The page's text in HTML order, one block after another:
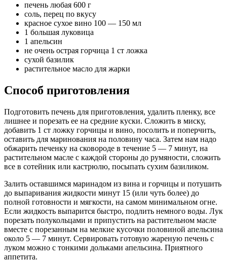
печень любая 600 г
соль, перец по вкусу
красное сухое вино 100 — 150 мл
1 большая луковица
1 апельсин
не очень острая горчица 1 ст ложка
сухой базилик
растительное масло для жарки
Способ приготовления
Подготовить печень для приготовления, удалить пленку, все
лишнее и порезать ее на средние куски. Сложить в миску,
добавить 1 ст ложку горчицы и вино, посолить и поперчить,
оставить для маринования на половину часа. Затем нам надо
обжарить печенку на сковороде в течение 5 — 7 минут, на
растительном масле с каждой стороны до румяности, сложить
все в сотейник или кастрюлю, посыпать сухим базиликом.
Залить оставшимся маринадом из вина и горчицы и потушить
до выпаривания жидкости минут 15 (или чуть более) до
полной готовности и мягкости, на самом минимальном огне.
Если жидкость выпарится быстро, подлить немного воды. Лук
порезать полукольцами и припустить на растительном масле
вместе с порезанным на мелкие кусочки половиной апельсина
около 5 — 7 минут. Сервировать готовую жареную печень с
луком можно с тонкими дольками апельсина. Приятного
аппетита.